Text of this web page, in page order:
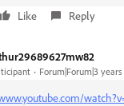
Like Reply
Forum|Forum|3